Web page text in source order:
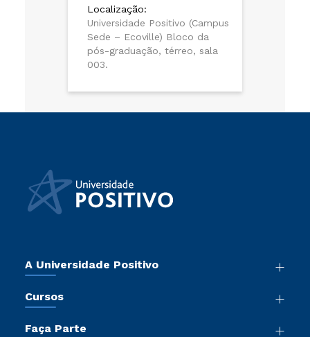
Localização:
Universidade Positivo (Campus
Sede – Ecoville) Bloco da
pós-graduação, térreo, sala
003.
A Universidade Positivo
Sala de Imprensa
Cursos
Pós-Graduação
Faça Parte